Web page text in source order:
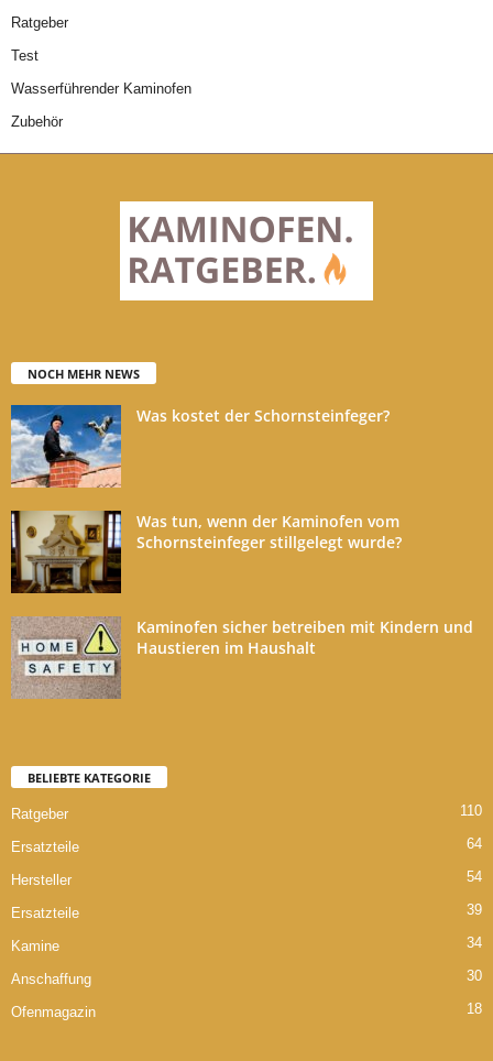
Ratgeber
Test
Wasserführender Kaminofen
Zubehör
NOCH MEHR NEWS
Was kostet der Schornsteinfeger?
Was tun, wenn der Kaminofen vom
Schornsteinfeger stillgelegt wurde?
Kaminofen sicher betreiben mit Kindern und
Haustieren im Haushalt
BELIEBTE KATEGORIE
Ratgeber 110
Ersatzteile 64
Hersteller 54
Ersatzteile 39
Kamine 34
Anschaffung 30
Ofenmagazin 18